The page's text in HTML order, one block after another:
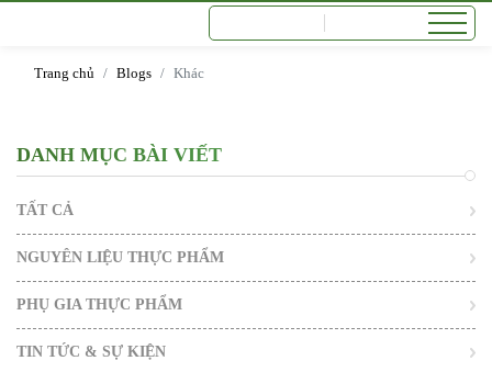
Trang chủ Blogs Khác
DANH MỤC BÀI VIẾT
TẤT CẢ
NGUYÊN LIỆU THỰC PHẨM
PHỤ GIA THỰC PHẨM
TIN TỨC & SỰ KIỆN